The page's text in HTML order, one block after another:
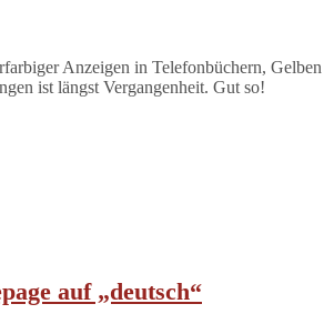
Anzeigen in Telefonbüchern, Gelben
ist längst Vergangenheit. Gut so!
auf „deutsch“